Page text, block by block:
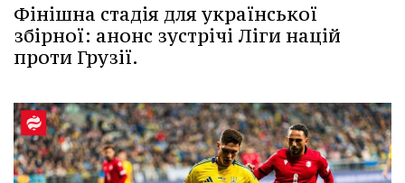
Фінішна стадія для української
збірної: анонс зустрічі Ліги націй
проти Грузії.